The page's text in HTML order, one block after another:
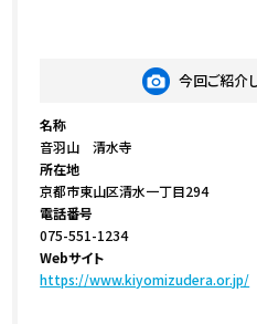
今回ご紹介
名称
音羽山 清水寺
所在地
京都市東山区清水一丁目294
電話番号
075-551-1234
Webサイト
https://www.kiyomizudera.or.jp/